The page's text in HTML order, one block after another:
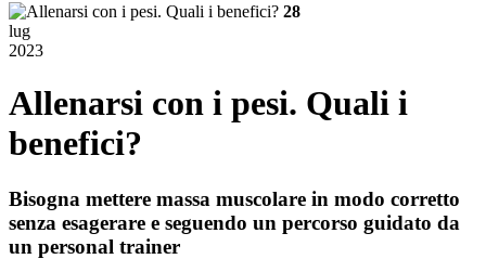
28
lug
2023
Allenarsi con i pesi. Quali i
benefici?
Bisogna mettere massa muscolare in modo corretto
senza esagerare e seguendo un percorso guidato da
un personal trainer